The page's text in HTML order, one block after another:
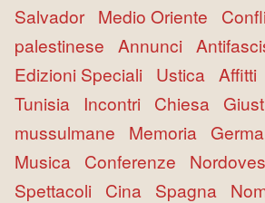
Salvador Medio Oriente
palestinese Annunci
Edizioni Speciali Ustica Affitti
Tunisia Incontri Chiesa
mussulmane Memoria
Musica Conferenze
Spettacoli Cina Spagna